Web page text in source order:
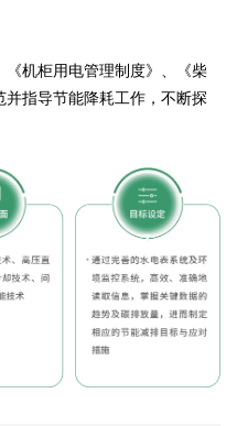
机柜用电管理制度》、《柴
指导节能降耗工作，不断探